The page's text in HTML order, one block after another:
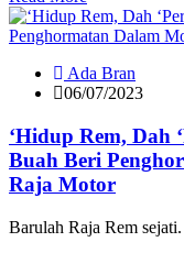
Ada Bran
06/07/2023
‘Hidup Rem, Dah
Buah Beri
Raja Motor
Barulah Raja Rem sejati.